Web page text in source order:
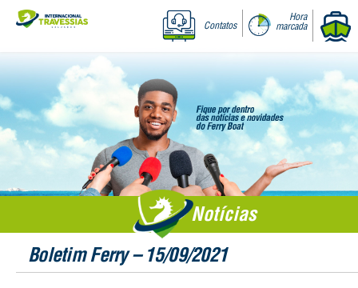
Contatos
Hora
marcada
Notícias
Boletim Ferry – 15/09/2021